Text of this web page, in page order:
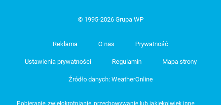
© 1995-2026 Grupa WP
Reklama O nas Prywatność
Ustawienia prywatności Regulamin Mapa strony
Źródło danych: WeatherOnline
Pobieranie, zwielokrotnianie, przechowywanie lub jakiekolwiek inne